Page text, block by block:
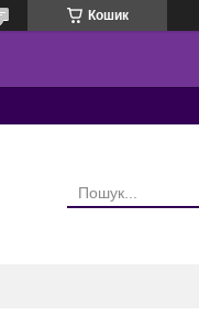
Кошик